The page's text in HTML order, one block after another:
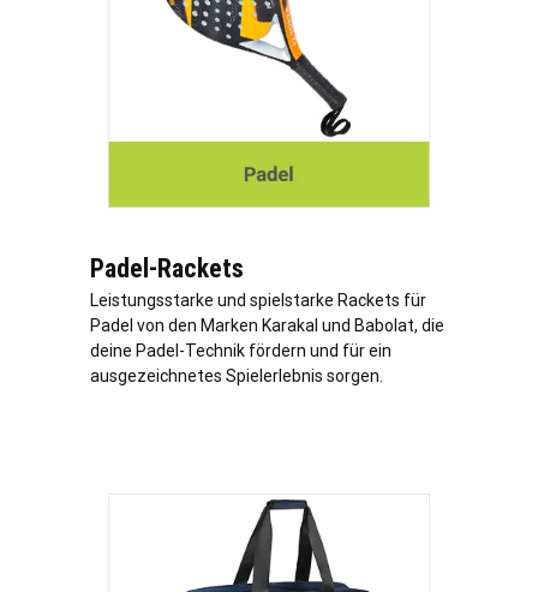
Padel-Rackets
Leistungsstarke und spielstarke Rackets für
Padel von den Marken Karakal und Babolat, die
deine Padel-Technik fördern und für ein
ausgezeichnetes Spielerlebnis sorgen.